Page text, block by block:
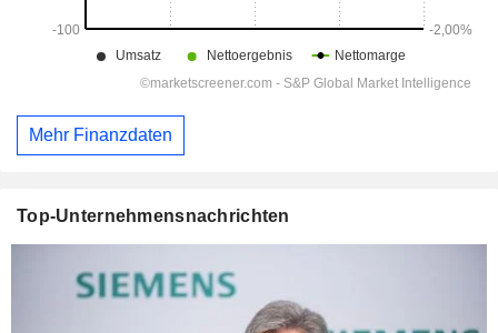
Mehr Finanzdaten
Top-Unternehmensnachrichten